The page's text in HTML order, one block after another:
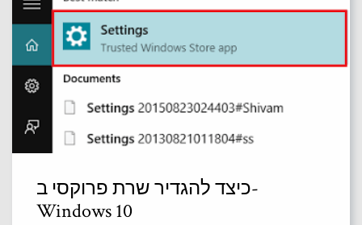
כיצד להגדיר שרת פרוקסי ב-
Windows 10